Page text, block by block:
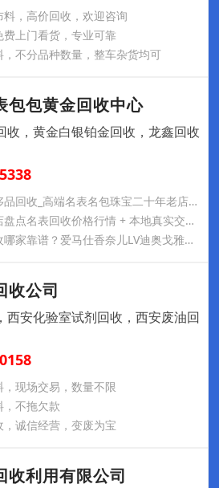
，高价回收，欢迎咨询
上门看货，专业可靠
不分品种数量，整车杂货均可
包包黄金回收中心
收，黄金白银铂金回收，龙鑫回收
成都春熙路太古里奢侈品回收_高端名表名包珠宝二十年老店变现
成都各区手表回收门店盘点名表回收价格行情 + 本地真实交易案例
成都高端名包上门回收哪家靠谱？爱马仕香奈儿LV迪奥戈雅闲置变现门店全城实体连锁可预约上门
收公司
西安化验室试剂回收，西安废油回
现场交易，数量不限
不拖欠款
诚信经营，变废为宝
收利用有限公司